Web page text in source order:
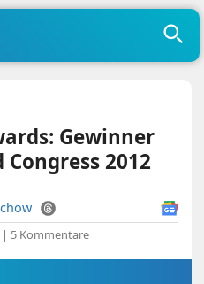
Gewinner
2012
| 5 Kommentare